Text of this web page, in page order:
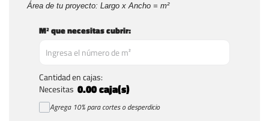
Área de tu proyecto: Largo x Ancho = m²
M² que necesitas cubrir:
Cantidad en cajas:
Necesitas 0.00caja(s)
Agrega 10% para cortes o desperdicio